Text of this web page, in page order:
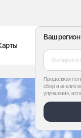
Ваш регион
Выберите
Продолжая
сбор и анализ
улучшения,